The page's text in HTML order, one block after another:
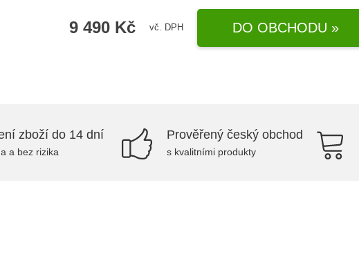
9 490 Kč vč. DPH DO OBCHODU »
zboží do 14 dní
a bez rizika
Prověřený český obchod
s kvalitními produkty